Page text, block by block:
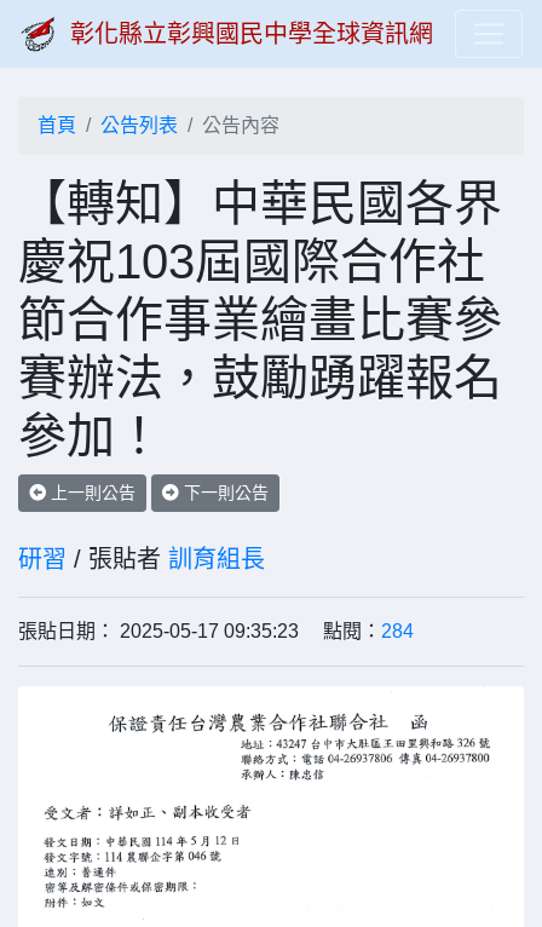
彰化縣立彰興國民中學全球資訊網
首頁 公告列表 公告內容
【轉知】中華民國各界
慶祝103屆國際合作社
節合作事業繪畫比賽參
賽辦法，鼓勵踴躍報名
參加！
上一則公告 下一則公告
研習 / 張貼者 訓育組長
張貼日期： 2025-05-17 09:35:23 點閱： 284